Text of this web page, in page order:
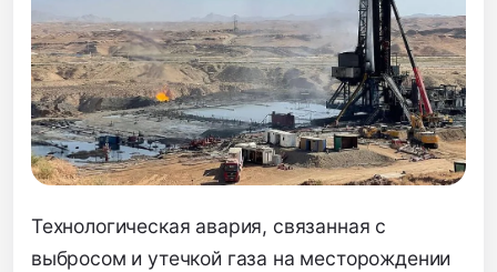
Технологическая авария, связанная с
выбросом и утечкой газа на месторождении